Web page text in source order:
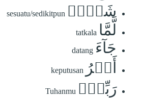
شَيۡءٖ sesuatu/sedikitpun
لَّمَّا tatkala
جَآءَ datang
أَمۡرُ keputusan
رَبِّكَۖ Tuhanmu